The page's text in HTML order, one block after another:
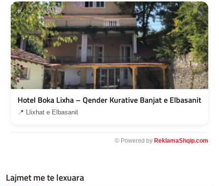
Hotel Boka Lixha – Qender Kurative Banjat e Elbasanit
📍 Llixhat e Elbasanit
© Powered by ReklamaShqip.com
Lajmet me te lexuara